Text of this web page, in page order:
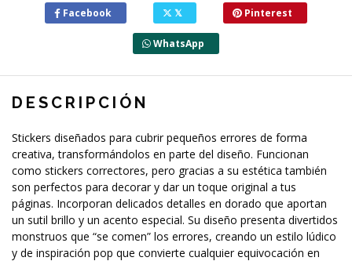
Facebook 𝕏 Pinterest
WhatsApp
DESCRIPCIÓN
Stickers diseñados para cubrir pequeños errores de forma
creativa, transformándolos en parte del diseño. Funcionan
como stickers correctores, pero gracias a su estética también
son perfectos para decorar y dar un toque original a tus
páginas. Incorporan delicados detalles en dorado que aportan
un sutil brillo y un acento especial. Su diseño presenta divertidos
monstruos que “se comen” los errores, creando un estilo lúdico
y de inspiración pop que convierte cualquier equivocación en